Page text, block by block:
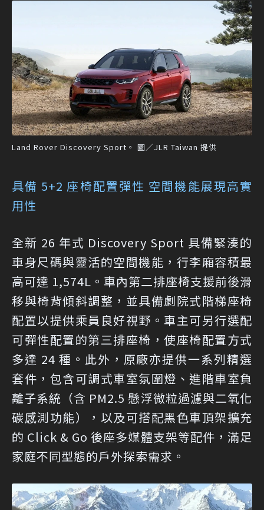
Land Rover Discovery Sport。 圖／JLR Taiwan 提供
具備 5+2 座椅配置彈性 空間機能展現高實
用性
全新 26 年式 Discovery Sport 具備緊湊的
車身尺碼與靈活的空間機能，行李廂容積最
高可達 1,574L。車內第二排座椅支援前後滑
移與椅背傾斜調整，並具備劇院式階梯座椅
配置以提供乘員良好視野。車主可另行選配
可彈性配置的第三排座椅，使座椅配置方式
多達 24 種。此外，原廠亦提供一系列精選
套件，包含可調式車室氛圍燈、進階車室負
離子系統（含 PM2.5 懸浮微粒過濾與二氧化
碳感測功能），以及可搭配黑色車頂架擴充
的 Click & Go 後座多媒體支架等配件，滿足
家庭不同型態的戶外探索需求。